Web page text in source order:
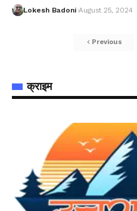
Lokesh Badoni August 25, 2024
Previous
क्राइम